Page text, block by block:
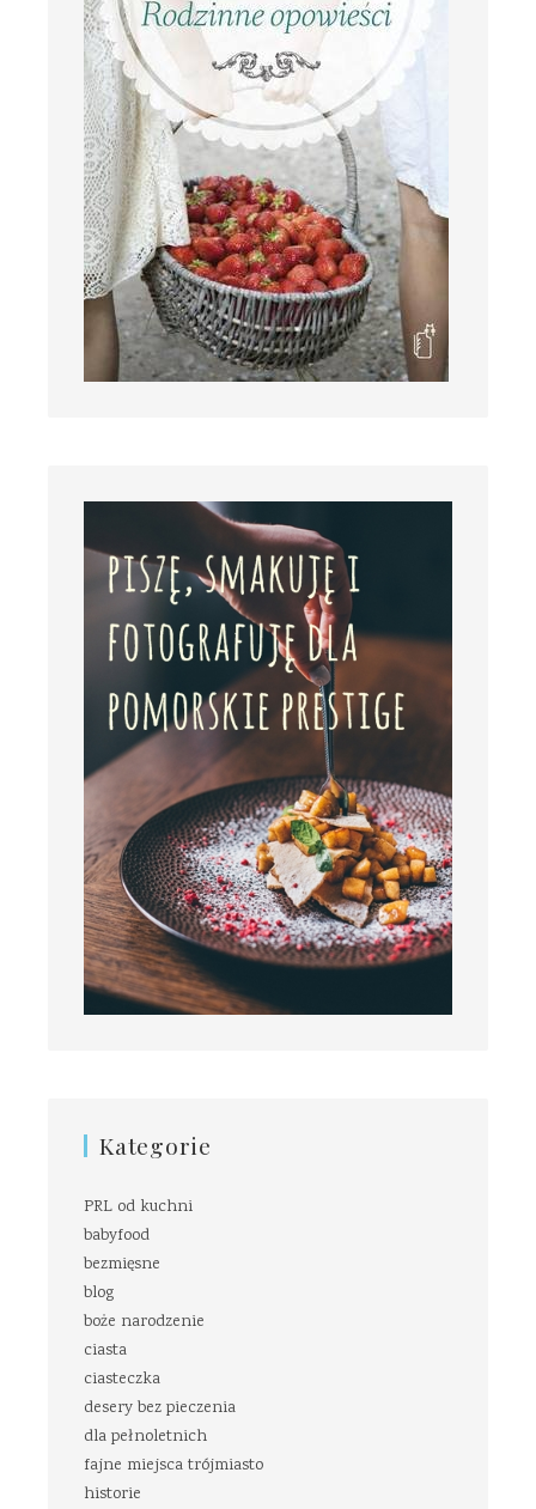
Kategorie
PRL od kuchni
babyfood
bezmięsne
blog
boże narodzenie
ciasta
ciasteczka
desery bez pieczenia
dla pełnoletnich
fajne miejsca trójmiasto
historie